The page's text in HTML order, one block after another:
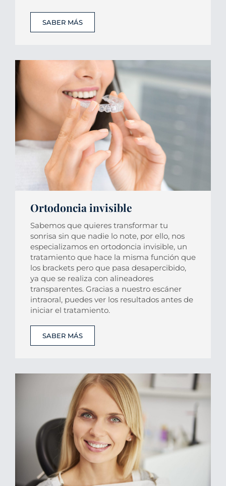
SABER MÁS
Ortodoncia invisible
Sabemos que quieres transformar tu
sonrisa sin que nadie lo note, por ello, nos
especializamos en ortodoncia invisible, un
tratamiento que hace la misma función que
los brackets pero que pasa desapercibido,
ya que se realiza con alineadores
transparentes. Gracias a nuestro escáner
intraoral, puedes ver los resultados antes de
iniciar el tratamiento.
SABER MÁS